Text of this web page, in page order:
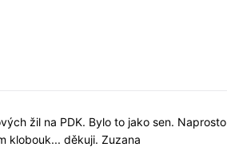
žil na PDK. Bylo to jako sen. Naprosto
klobouk... děkuji. Zuzana